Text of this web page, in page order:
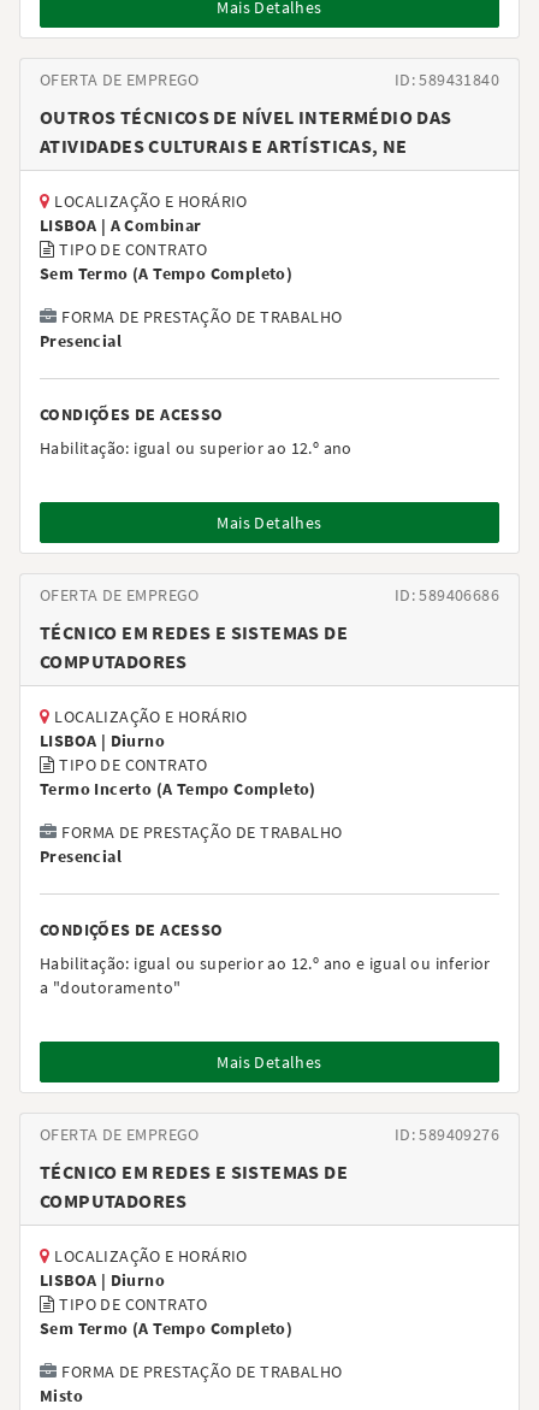
Mais Detalhes
OFERTA DE EMPREGO ID: 589431840
OUTROS TÉCNICOS DE NÍVEL INTERMÉDIO DAS
ATIVIDADES CULTURAIS E ARTÍSTICAS, NE
LOCALIZAÇÃO E HORÁRIO
LISBOA | A Combinar
TIPO DE CONTRATO
Sem Termo (A Tempo Completo)
FORMA DE PRESTAÇÃO DE TRABALHO
Presencial
CONDIÇÕES DE ACESSO
Habilitação: igual ou superior ao 12.º ano
Mais Detalhes
OFERTA DE EMPREGO ID: 589406686
TÉCNICO EM REDES E SISTEMAS DE
COMPUTADORES
LOCALIZAÇÃO E HORÁRIO
LISBOA | Diurno
TIPO DE CONTRATO
Termo Incerto (A Tempo Completo)
FORMA DE PRESTAÇÃO DE TRABALHO
Presencial
CONDIÇÕES DE ACESSO
Habilitação: igual ou superior ao 12.º ano e igual ou inferior
a "doutoramento"
Mais Detalhes
OFERTA DE EMPREGO ID: 589409276
TÉCNICO EM REDES E SISTEMAS DE
COMPUTADORES
LOCALIZAÇÃO E HORÁRIO
LISBOA | Diurno
TIPO DE CONTRATO
Sem Termo (A Tempo Completo)
FORMA DE PRESTAÇÃO DE TRABALHO
Misto